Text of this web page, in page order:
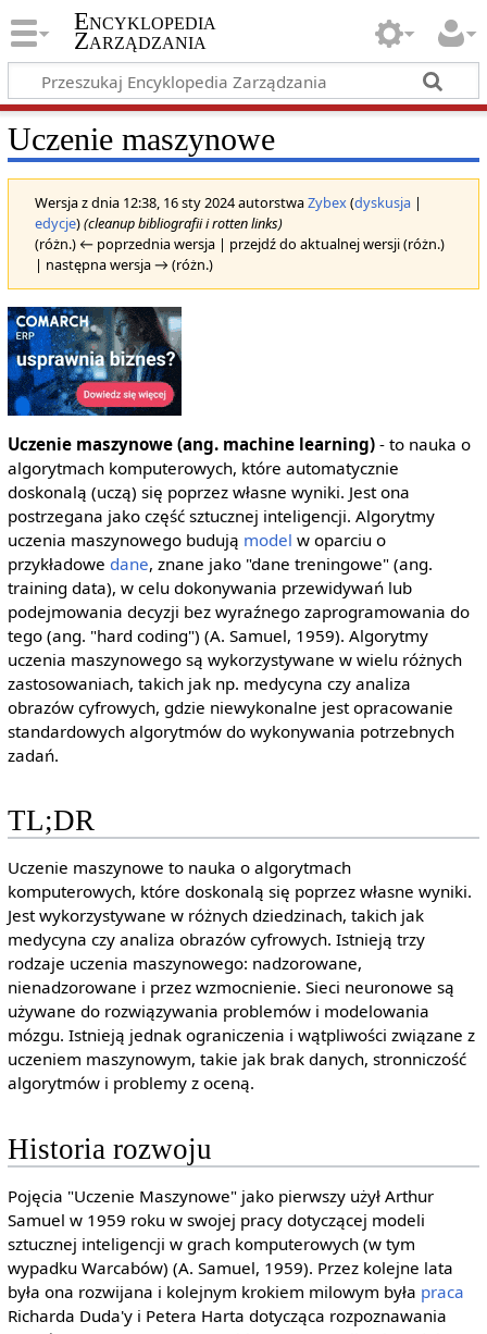
Encyklopedia
Zarządzania
Uczenie maszynowe
Wersja z dnia 12:38, 16 sty 2024 autorstwaZybex(dyskusja|
edycje)(cleanup bibliografii i rotten links)
(różn.) ← poprzednia wersja | przejdź do aktualnej wersji (różn.)
| następna wersja → (różn.)
Uczenie maszynowe (ang. machine learning)- to nauka o
algorytmach komputerowych, które automatycznie
doskonalą (uczą) się poprzez własne wyniki. Jest ona
postrzegana jako część sztucznej inteligencji. Algorytmy
uczenia maszynowego budują model w oparciu o
przykładowe dane, znane jako "dane treningowe" (ang.
training data), w celu dokonywania przewidywań lub
podejmowania decyzji bez wyraźnego zaprogramowania do
tego (ang. "hard coding") (A. Samuel, 1959). Algorytmy
uczenia maszynowego są wykorzystywane w wielu różnych
zastosowaniach, takich jak np. medycyna czy analiza
obrazów cyfrowych, gdzie niewykonalne jest opracowanie
standardowych algorytmów do wykonywania potrzebnych
zadań.
TL;DR
Uczenie maszynowe to nauka o algorytmach
komputerowych, które doskonalą się poprzez własne wyniki.
Jest wykorzystywane w różnych dziedzinach, takich jak
medycyna czy analiza obrazów cyfrowych. Istnieją trzy
rodzaje uczenia maszynowego: nadzorowane,
nienadzorowane i przez wzmocnienie. Sieci neuronowe są
używane do rozwiązywania problemów i modelowania
mózgu. Istnieją jednak ograniczenia i wątpliwości związane z
uczeniem maszynowym, takie jak brak danych, stronniczość
algorytmów i problemy z oceną.
Historia rozwoju
Pojęcia "Uczenie Maszynowe" jako pierwszy użył Arthur
Samuel w 1959 roku w swojej pracy dotyczącej modeli
sztucznej inteligencji w grach komputerowych (w tym
wypadku Warcabów) (A. Samuel, 1959). Przez kolejne lata
była ona rozwijana i kolejnym krokiem milowym była praca
Richarda Duda'y i Petera Harta dotycząca rozpoznawania